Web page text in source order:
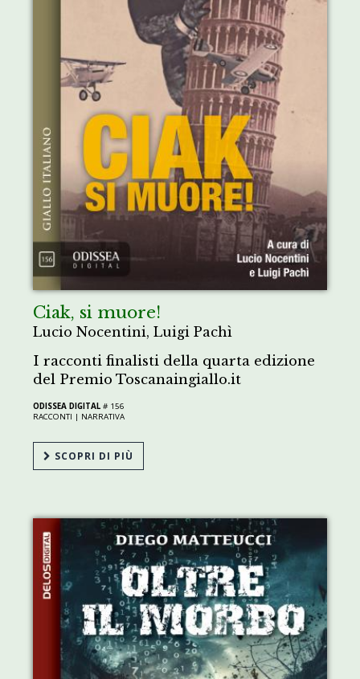
Ciak, si muore!
Lucio Nocentini, Luigi Pachì
I racconti finalisti della quarta edizione
del Premio Toscanaingiallo.it
ODISSEA DIGITAL # 156
RACCONTI | NARRATIVA
SCOPRI DI PIÙ